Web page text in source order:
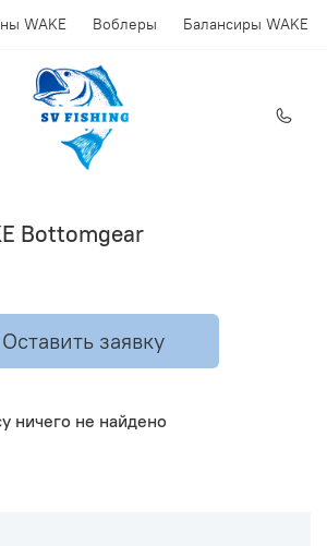
WAKE Воблеры Балансиры WAKE
Bottomgear
Оставить заявку
ничего не найдено